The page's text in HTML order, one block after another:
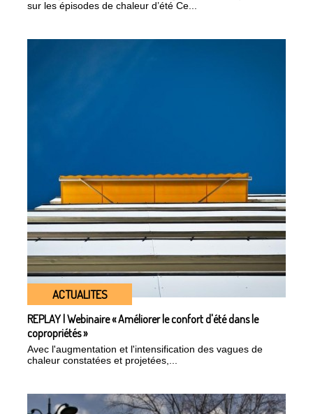
sur les épisodes de chaleur d’été Ce...
ACTUALITES
REPLAY | Webinaire « Améliorer le confort d'été dans le
copropriétés »
Avec l'augmentation et l'intensification des vagues de
chaleur constatées et projetées,...